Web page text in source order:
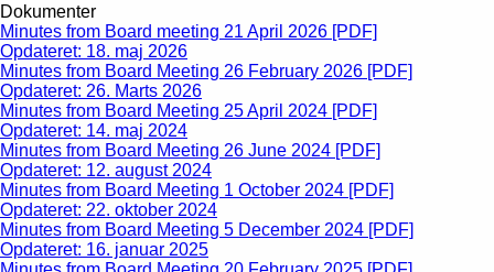
Dokumenter
Minutes from Board meeting 21 April 2026 [PDF]
Opdateret: 18. maj 2026
Minutes from Board Meeting 26 February 2026 [PDF]
Opdateret: 26. Marts 2026
Minutes from Board Meeting 25 April 2024 [PDF]
Opdateret: 14. maj 2024
Minutes from Board Meeting 26 June 2024 [PDF]
Opdateret: 12. august 2024
Minutes from Board Meeting 1 October 2024 [PDF]
Opdateret: 22. oktober 2024
Minutes from Board Meeting 5 December 2024 [PDF]
Opdateret: 16. januar 2025